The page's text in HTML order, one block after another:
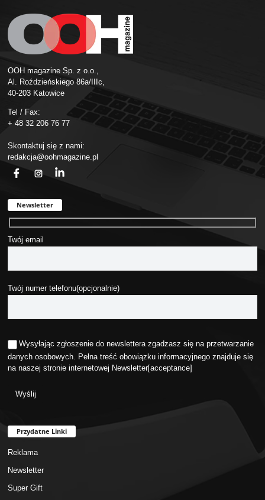
OOH magazine Sp. z o.o.,
Al. Roździeńskiego 86a/IIIc,
40-203 Katowice
Tel / Fax:
+ 48 32 206 76 77
Skontaktuj się z nami:
redakcja@oohmagazine.pl
Newsletter
Twój email
Twój numer telefonu(opcjonalnie)
Wysyłając zgłoszenie do newslettera zgadzasz się na przetwarzanie
danych osobowych. Pełna treść obowiązku informacyjnego znajduje się
na naszej stronie internetowej Newsletter[acceptance]
Przydatne Linki
Reklama
Newsletter
Super Gift